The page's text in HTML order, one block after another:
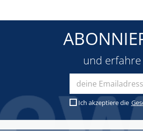
und
Ich akzeptiere die